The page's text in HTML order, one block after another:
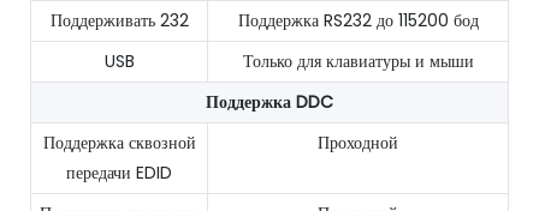
Поддерживать 232
Поддержка RS232 до 115200 бод
USB
Только для клавиатуры и мыши
Поддержка DDC
Поддержка сквозной
передачи EDID
Проходной